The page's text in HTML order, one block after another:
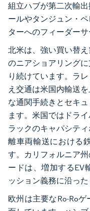
組立ハブが第二次輸
ールやタンジュン・
ターへのフィーダー
北米は、強い買い替
のニアショアリング
り続けています。ラ
え交通は米国内輸送
な通関手続きとセキ
ます。米国ではドラ
ラックのキャパシテ
離車両輸送における
す。カリフォルニア
ードは、増加するEV
ッション義務に沿った
欧州は主要なRo-Ro